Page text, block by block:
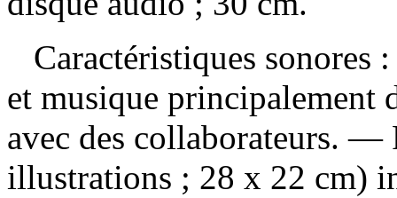
Caractéristiques sonores
et musique principalement
avec des collaborateurs. —
illustrations ; 28 x 22 cm)